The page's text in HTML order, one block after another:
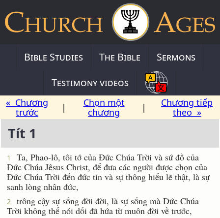
Bible Studies The Bible
Sermons
Testimony videos
« Chương
trước
|
Chọn một
chương
|
Chương tiếp
theo »
Tít 1
1
Ta, Phao-lô, tôi tớ của Ðức Chúa Trời và sứ đồ của
Ðức Chúa Jêsus Christ, để đưa các người được chọn của
Ðức Chúa Trời đến đức tin và sự thông hiểu lẽ thật, là sự
sanh lòng nhân đức,
2
trông cậy sự sống đời đời, là sự sống mà Ðức Chúa
Trời không thể nói dối đã hứa từ muôn đời về trước,